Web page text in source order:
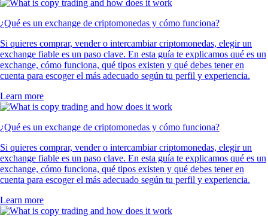
¿Qué es un exchange de criptomonedas y cómo funciona?
Si quieres comprar, vender o intercambiar criptomonedas, elegir un
exchange fiable es un paso clave. En esta guía te explicamos qué es un
exchange, cómo funciona, qué tipos existen y qué debes tener en
cuenta para escoger el más adecuado según tu perfil y experiencia.
Learn more
¿Qué es un exchange de criptomonedas y cómo funciona?
Si quieres comprar, vender o intercambiar criptomonedas, elegir un
exchange fiable es un paso clave. En esta guía te explicamos qué es un
exchange, cómo funciona, qué tipos existen y qué debes tener en
cuenta para escoger el más adecuado según tu perfil y experiencia.
Learn more